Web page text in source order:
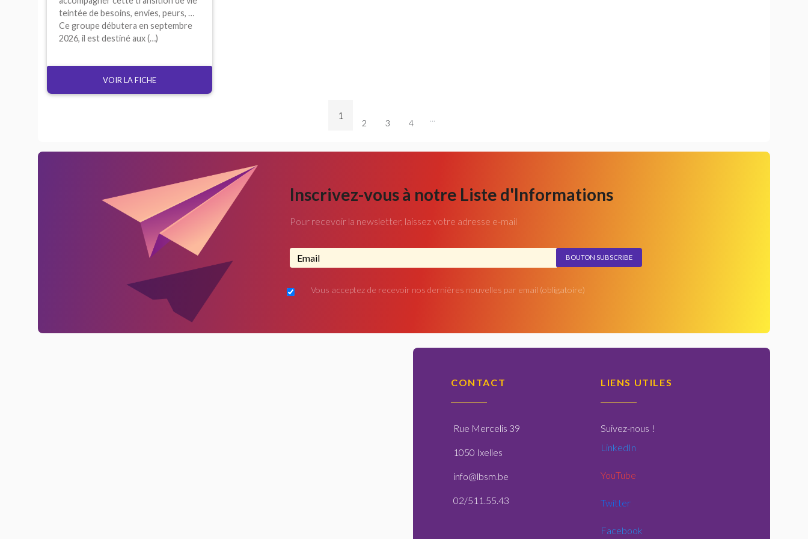
teintée de besoins, envies, peurs, …
Ce groupe débutera en septembre
2026, il est destiné aux (…)
VOIR LA FICHE
1
2 3 4 ...
Inscrivez-vous à notre Liste d'Informations
Pour recevoir la newsletter, laissez votre adresse e-mail
Adresse email...
Vous acceptez de recevoir nos dernières nouvelles par email (obligatoire)
CONTACT
Rue Mercelis 39
1050 Ixelles
info@lbsm.be
02/511.55.43
LIENS UTILES
Suivez-nous !
LinkedIn
YouTube
Twitter
Facebook